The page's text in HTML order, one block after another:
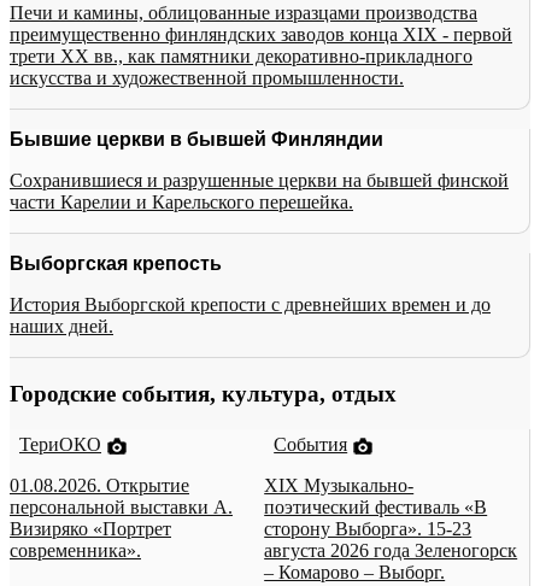
Печи и камины, облицованные изразцами производства
преимущественно финляндских заводов конца XIX - первой
трети XX вв., как памятники декоративно-прикладного
искусства и художественной промышленности.
Бывшие церкви в бывшей Финляндии
Сохранившиеся и разрушенные церкви на бывшей финской
части Карелии и Карельского перешейка.
Выборгская крепость
История Выборгской крепости с древнейших времен и до
наших дней.
Городские события, культура, отдых
ТериОКО
01.08.2026. Открытие
персональной выставки А.
Визиряко «Портрет
современника».
События
XIX Музыкально-
поэтический фестиваль «В
сторону Выборга». 15-23
августа 2026 года Зеленогорск
– Комарово – Выборг.